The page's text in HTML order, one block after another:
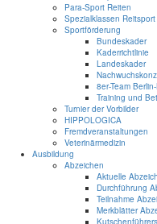
Para-Sport Reiten
Spezialklassen Reitsport
Sportförderung
Bundeskader
Kaderrichtlinie
Landeskader
8er-Team
Training und
Turnier der Vorbilder
HIPPOLOGICA
Fremdveranstaltungen
Veterinärmedizin
Ausbildung
Abzeichen
Aktuelle
Durchführung
Teilnahme
Merkblätter